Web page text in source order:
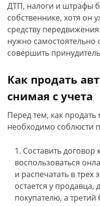
ДТП, налоги и штрафы
собственнике, хотя он
средству
нужно самостоятельно
совершить
Как продать
снимая с учета
Перед тем, как продать
необходимо соблюсти
Составить
воспользоваться
и распечатать в трех
остается у продавца,
покупателю, а